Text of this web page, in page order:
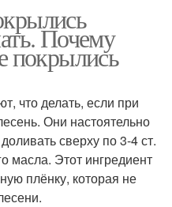
Почему
покрылись
что делать, если при
Они настоятельно
сверху по 3-4 ст.
масла. Этот ингредиент
плёнку, которая не